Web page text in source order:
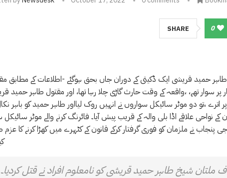
SHARE 0
حمید قریشی ایک ڈکیتی کے دوران جاں بحق ہوگئے -اطلاعات کے مطابق
تھے، ،واقعہ کے وقت حارث گاڑی چلا رہا تھا، اور مقتول طاہر حمید
،تو دو موٹر سائیکل سواروں نے انہیں روک لیااور طاہر حمید کو باہر
نواحی علاقے اڈا بلی والہ کے قریب پیش آیا۔ فائرنگ کرنے والے موٹر سائیکل
پنجاب نے ملزمان کو فوری گرفتار کرکے قانون کے کٹہرے میں کھڑا کرنے کا عزم
ملتان شیخ طاہر حمید قریشی کو نامعلوم افراد نے قتل کردیا۔